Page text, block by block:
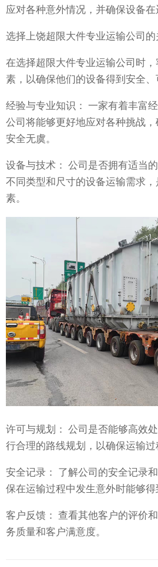
应对各种意外情况，并确保设备在
选择上饶超限大件专业运输公司的
在选择超限大件专业运输公司时
素，以确保他们的设备得到安全、
经验与专业知识： 一家有着丰富
公司将能够更好地应对各种挑战
安全无虞。
设备与技术： 公司是否拥有适当
不同类型和尺寸的设备运输需求
素。
许可与规划： 公司是否能够高效
行合理的路线规划，以确保运输过
安全记录： 了解公司的安全记录
保在运输过程中发生意外时能够得
客户反馈： 查看其他客户的评价
务质量和客户满意度。